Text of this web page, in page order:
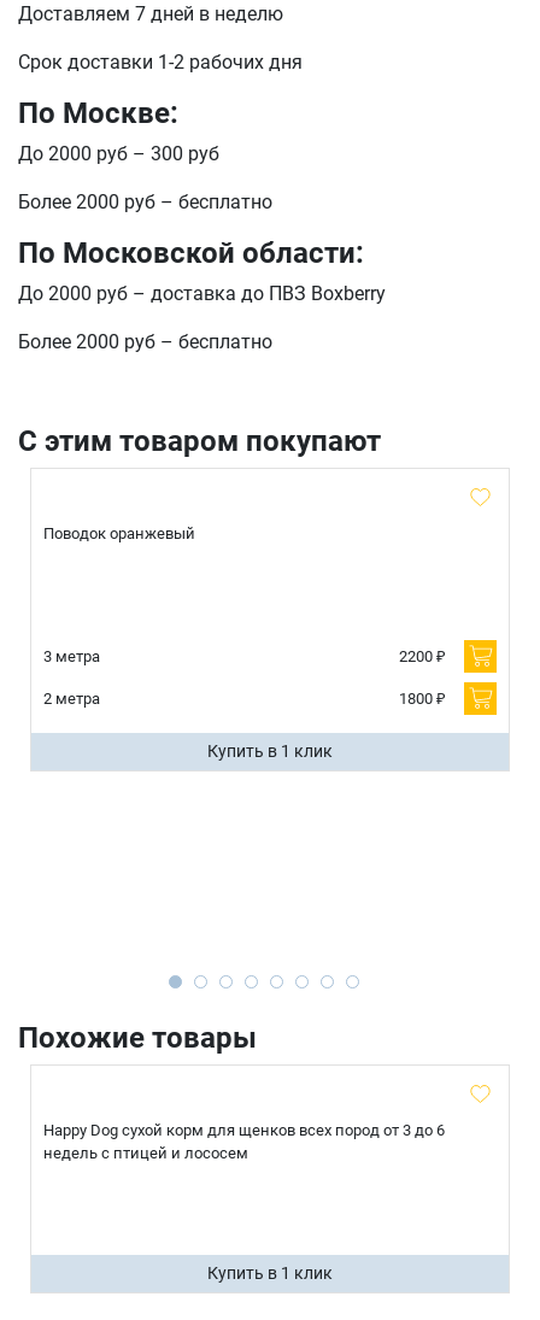
Доставляем 7 дней в неделю
Срок доставки 1-2 рабочих дня
По Москве:
До 2000 руб – 300 руб
Более 2000 руб – бесплатно
По Московской области:
До 2000 руб – доставка до ПВЗ Boxberry
Более 2000 руб – бесплатно
С этим товаром покупают
Поводок оранжевый
3 метра 2200 ₽
2 метра 1800 ₽
Купить в 1 клик
Похожие товары
Happy Dog сухой корм для щенков всех пород от 3 до 6
недель с птицей и лососем
Купить в 1 клик
Оформить заказ
E-mail